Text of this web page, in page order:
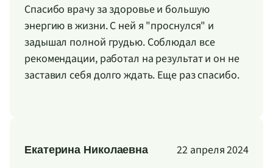
Спасибо врачу за здоровье и большую
энергию в жизни. С ней я "проснулся" и
задышал полной грудью. Соблюдал все
рекомендации, работал на результат и он не
заставил себя долго ждать. Еще раз спасибо.
Екатерина Николаевна
22 апреля 2024